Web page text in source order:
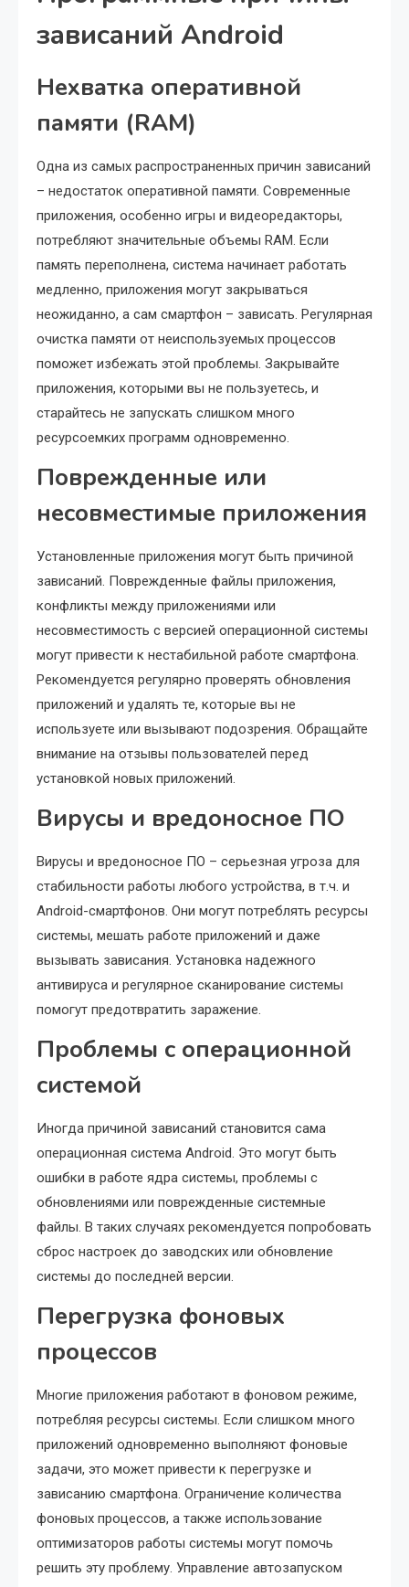
зависаний Android
Нехватка оперативной
памяти (RAM)
Одна из самых распространенных причин зависаний
– недостаток оперативной памяти. Современные
приложения, особенно игры и видеоредакторы,
потребляют значительные объемы RAM. Если
память переполнена, система начинает работать
медленно, приложения могут закрываться
неожиданно, а сам смартфон – зависать. Регулярная
очистка памяти от неиспользуемых процессов
поможет избежать этой проблемы. Закрывайте
приложения, которыми вы не пользуетесь, и
старайтесь не запускать слишком много
ресурсоемких программ одновременно.
Поврежденные или
несовместимые приложения
Установленные приложения могут быть причиной
зависаний. Поврежденные файлы приложения,
конфликты между приложениями или
несовместимость с версией операционной системы
могут привести к нестабильной работе смартфона.
Рекомендуется регулярно проверять обновления
приложений и удалять те, которые вы не
используете или вызывают подозрения. Обращайте
внимание на отзывы пользователей перед
установкой новых приложений.
Вирусы и вредоносное ПО
Вирусы и вредоносное ПО – серьезная угроза для
стабильности работы любого устройства, в т.ч. и
Android-смартфонов. Они могут потреблять ресурсы
системы, мешать работе приложений и даже
вызывать зависания. Установка надежного
антивируса и регулярное сканирование системы
помогут предотвратить заражение.
Проблемы с операционной
системой
Иногда причиной зависаний становится сама
операционная система Android. Это могут быть
ошибки в работе ядра системы, проблемы с
обновлениями или поврежденные системные
файлы. В таких случаях рекомендуется попробовать
сброс настроек до заводских или обновление
системы до последней версии.
Перегрузка фоновых
процессов
Многие приложения работают в фоновом режиме,
потребляя ресурсы системы. Если слишком много
приложений одновременно выполняют фоновые
задачи, это может привести к перегрузке и
зависанию смартфона. Ограничение количества
фоновых процессов, а также использование
оптимизаторов работы системы могут помочь
решить эту проблему. Управление автозапуском